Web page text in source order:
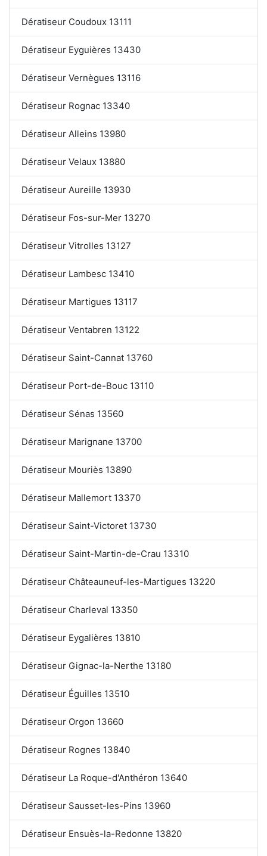
Dératiseur Coudoux 13111
Dératiseur Eyguières 13430
Dératiseur Vernègues 13116
Dératiseur Rognac 13340
Dératiseur Alleins 13980
Dératiseur Velaux 13880
Dératiseur Aureille 13930
Dératiseur Fos-sur-Mer 13270
Dératiseur Vitrolles 13127
Dératiseur Lambesc 13410
Dératiseur Martigues 13117
Dératiseur Ventabren 13122
Dératiseur Saint-Cannat 13760
Dératiseur Port-de-Bouc 13110
Dératiseur Sénas 13560
Dératiseur Marignane 13700
Dératiseur Mouriès 13890
Dératiseur Mallemort 13370
Dératiseur Saint-Victoret 13730
Dératiseur Saint-Martin-de-Crau 13310
Dératiseur Châteauneuf-les-Martigues 13220
Dératiseur Charleval 13350
Dératiseur Eygalières 13810
Dératiseur Gignac-la-Nerthe 13180
Dératiseur Éguilles 13510
Dératiseur Orgon 13660
Dératiseur Rognes 13840
Dératiseur La Roque-d'Anthéron 13640
Dératiseur Sausset-les-Pins 13960
Dératiseur Ensuès-la-Redonne 13820